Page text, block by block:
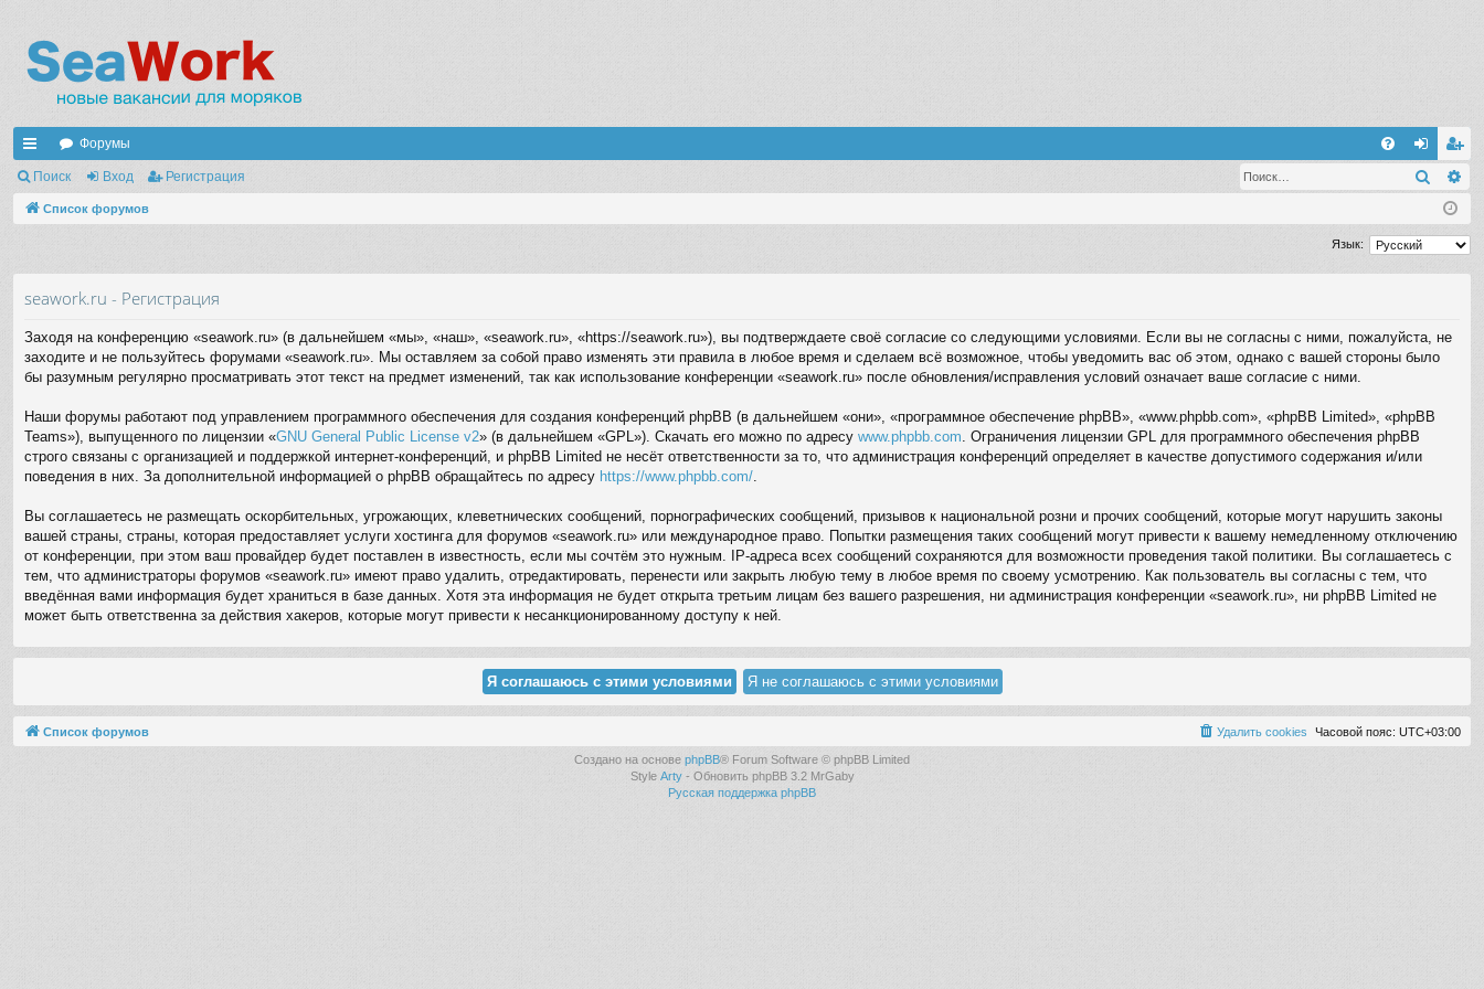
с
ы
и
Форумы
хо ег
ис
тр
ац
Поиск Вход Регистрация Поиск
Список форумов
Язык:
seawork.ru - Регистрация
Заходя на конференцию «seawork.ru» (в дальнейшем «мы», «наш», «seawork.ru», «https://seawork.ru»), вы подтверждаете своё согласие со следующими условиями. Если вы не согласны с ними, пожалуйста, не
заходите и не пользуйтесь форумами «seawork.ru». Мы оставляем за собой право изменять эти правила в любое время и сделаем всё возможное, чтобы уведомить вас об этом, однако с вашей стороны было
бы разумным регулярно просматривать этот текст на предмет изменений, так как использование конференции «seawork.ru» после обновления/исправления условий означает ваше согласие с ними.
Наши форумы работают под управлением программного обеспечения для создания конференций phpBB (в дальнейшем «они», «программное обеспечение phpBB», «www.phpbb.com», «phpBB Limited», «phpBB
Teams»), выпущенного по лицензии «GNU General Public License v2» (в дальнейшем «GPL»). Скачать его можно по адресу www.phpbb.com. Ограничения лицензии GPL для программного обеспечения phpBB
строго связаны с организацией и поддержкой интернет-конференций, и phpBB Limited не несёт ответственности за то, что администрация конференций определяет в качестве допустимого содержания и/или
поведения в них. За дополнительной информацией о phpBB обращайтесь по адресу https://www.phpbb.com/.
Вы соглашаетесь не размещать оскорбительных, угрожающих, клеветнических сообщений, порнографических сообщений, призывов к национальной розни и прочих сообщений, которые могут нарушить законы
вашей страны, страны, которая предоставляет услуги хостинга для форумов «seawork.ru» или международное право. Попытки размещения таких сообщений могут привести к вашему немедленному отключению
от конференции, при этом ваш провайдер будет поставлен в известность, если мы сочтём это нужным. IP-адреса всех сообщений сохраняются для возможности проведения такой политики. Вы соглашаетесь с
тем, что администраторы форумов «seawork.ru» имеют право удалить, отредактировать, перенести или закрыть любую тему в любое время по своему усмотрению. Как пользователь вы согласны с тем, что
введённая вами информация будет храниться в базе данных. Хотя эта информация не будет открыта третьим лицам без вашего разрешения, ни администрация конференции «seawork.ru», ни phpBB Limited не
может быть ответственна за действия хакеров, которые могут привести к несанкционированному доступу к ней.
Список форумов Часовой пояс: UTC+03:00
Удалить cookies
Создано на основе phpBB® Forum Software © phpBB Limited
Style Arty- Обновить phpBB 3.2 MrGaby
Русская поддержка phpBB